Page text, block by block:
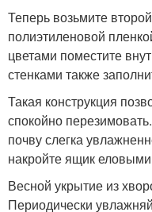
Теперь возьмите
полиэтиленовой
цветами поместите
стенками также
Такая конструкция
спокойно
почву слегка
накройте ящик
Весной укрытие из
Периодически